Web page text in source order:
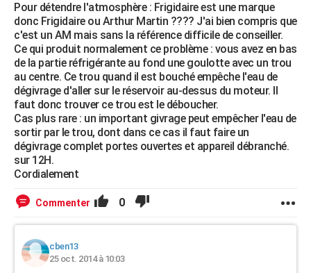
Pour détendre l'atmosphère : Frigidaire est une marque
donc Frigidaire ou Arthur Martin ???? J'ai bien compris que
c'est un AM mais sans la référence difficile de conseiller.
Ce qui produit normalement ce problème : vous avez en bas
de la partie réfrigérante au fond une goulotte avec un trou
au centre. Ce trou quand il est bouché empêche l'eau de
dégivrage d'aller sur le réservoir au-dessus du moteur. Il
faut donc trouver ce trou est le déboucher.
Cas plus rare : un important givrage peut empêcher l'eau de
sortir par le trou, dont dans ce cas il faut faire un
dégivrage complet portes ouvertes et appareil débranché.
sur 12H.
Cordialement
Commenter 0
cben13
25 oct. 2014 à 10:03